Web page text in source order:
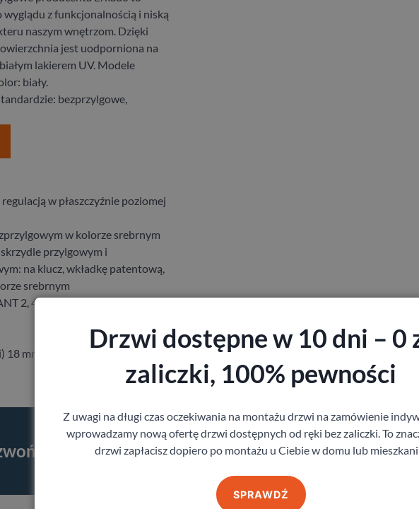
wyglądu z funkcjonalnością i niską
naszym wnętrzom. Dzięki
jest uodporniona na
lakierem UV. Modele
biały.
bezprzylgowe,
w płaszczyźnie poziomej
w kolorze srebrnym
przylgowym i
na klucz, wkładkę patentową,
srebrnym
2, 4, 6) lub przeźroczysta
18 mm
i skorzystaj z pomocy Doradcy przy wyborze
Drzwi dostępne w 10 dni – 0
zaliczki, 100% pewności
Z uwagi na długi czas oczekiwania na montażu drzwi na zamówienie
wprowadzamy nową ofertę drzwi dostępnych od ręki bez zaliczki. To
drzwi zapłacisz dopiero po montażu u Ciebie w domu lub
SPRAWDŹ